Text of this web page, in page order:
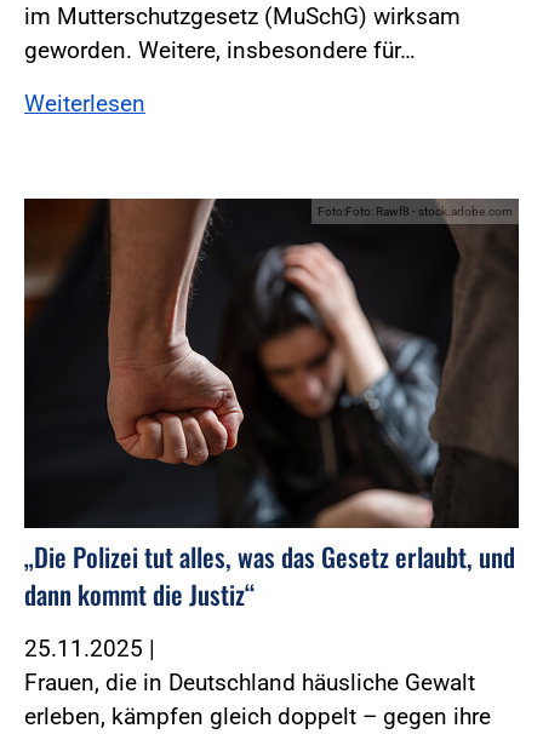
im Mutterschutzgesetz (MuSchG) wirksam
geworden. ­Weitere, insbesondere für…
Weiterlesen
Foto:Foto: Rawf8 - stock.adobe.com
„Die Polizei tut alles, was das Gesetz erlaubt, und
dann kommt die Justiz“
25.11.2025 |
Frauen, die in Deutschland häusliche Gewalt
erleben, kämpfen gleich doppelt – gegen ihre